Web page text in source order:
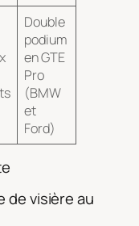
Double
podium
en GTE
Pro
(BMW
et
Ford)
de visière au